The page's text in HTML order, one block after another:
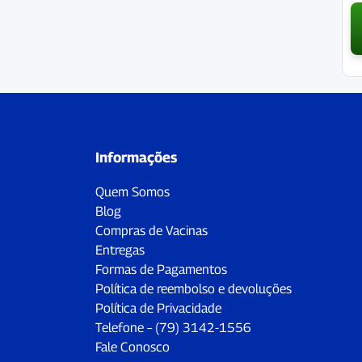
Informações
Quem Somos
Blog
Compras de Vacinas
Entregas
Formas de Pagamentos
Política de reembolso e devoluções
Política de Privacidade
Telefone – (79) 3142-1556
Fale Conosco